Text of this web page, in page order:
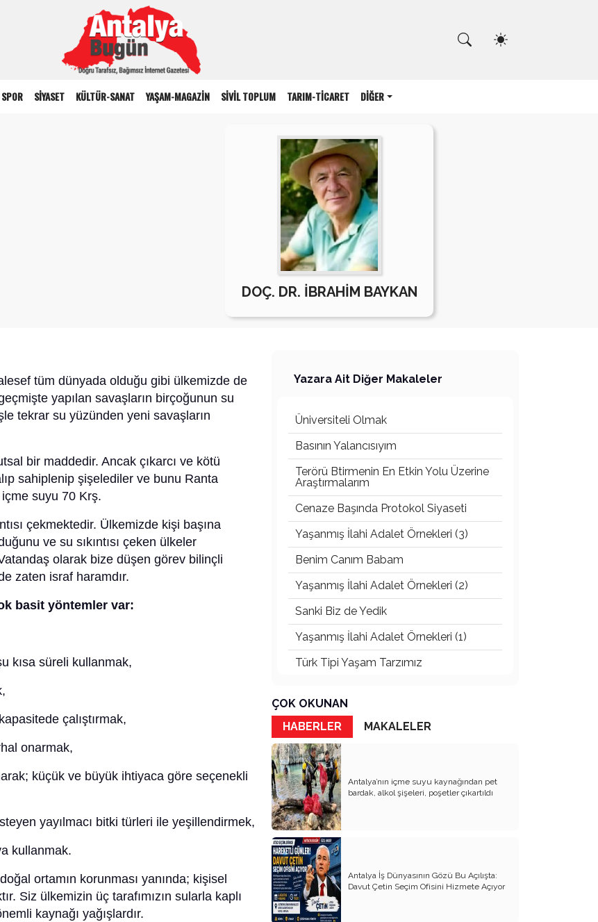
SPOR SİYASET KÜLTÜR-SANAT YAŞAM-MAGAZİN SİVİL TOPLUM TARIM-TİCARET DİĞER
DOÇ. DR. İBRAHİM BAYKAN
tüm dünyada olduğu gibi ülkemizde de
yapılan savaşların birçoğunun su
tekrar su yüzünden yeni savaşların
bir maddedir. Ancak çıkarcı ve kötü
sahiplenip şişelediler ve bunu Ranta
suyu 70 Krş.
çekmektedir. Ülkemizde kişi başına
ve su sıkıntısı çeken ülkeler
olarak bize düşen görev bilinçli
zaten israf haramdır.
basit yöntemler var:
kısa süreli kullanmak,
çalıştırmak,
onarmak,
küçük ve büyük ihtiyaca göre seçenekli
yayılmacı bitki türleri ile yeşillendirmek,
kullanmak.
ortamın korunması yanında; kişisel
Siz ülkemizin üç tarafımızın sularla kaplı
kaynağı yağışlardır.
Yazara Ait Diğer Makaleler
Üniversiteli Olmak
Basının Yalancısıyım
Terörü Btirmenin En Etkin Yolu Üzerine
Araştırmalarım
Cenaze Başında Protokol Siyaseti
Yaşanmış İlahi Adalet Örnekleri (3)
Benim Canım Babam
Yaşanmış İlahi Adalet Örnekleri (2)
Sanki Biz de Yedik
Yaşanmış İlahi Adalet Örnekleri (1)
Türk Tipi Yaşam Tarzımız
Katil Ağaçlar
Keşke Herkes Sevdiği ve İyi Bildiği İşi
Yapsa
Veda Mektubum
Avm’ler Sinek Avlıyor
Hangi Gazetecilerin Günü?
Çok Para, Çok Bela
Geçen Yıldan Akılda Kalanlar
Yeni Yıl Duam
ÇOK OKUNAN
HABERLER
MAKALELER
Antalya’nın içme suyu kaynağından pet
bardak, alkol şişeleri, poşetler çıkartıldı
Antalya İş Dünyasının Gözü Bu Açılışta:
Davut Çetin Seçim Ofisini Hizmete Açıyor